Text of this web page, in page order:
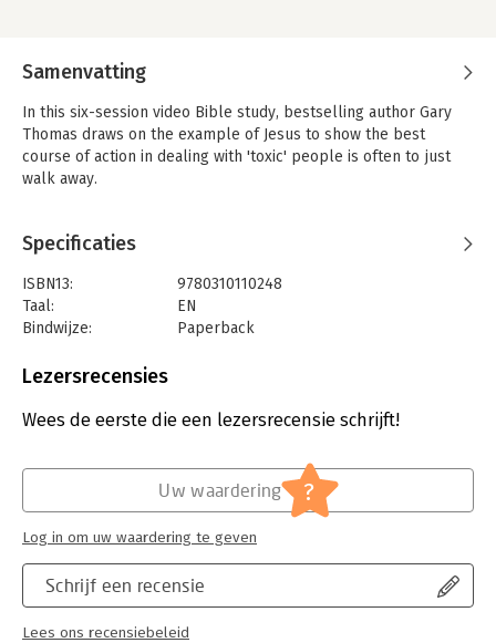
Samenvatting
In this six-session video Bible study, bestselling author Gary
Thomas draws on the example of Jesus to show the best
course of action in dealing with 'toxic' people is often to just
walk away.
Specificaties
ISBN13:
9780310110248
Taal:
EN
Bindwijze:
Paperback
Uitgever:
Lezersrecensies
Wees de eerste die een lezersrecensie schrijft!
Schrijf een recensie
Lees ons recensiebeleid
Uw waardering ?
Log in om uw waardering te geven